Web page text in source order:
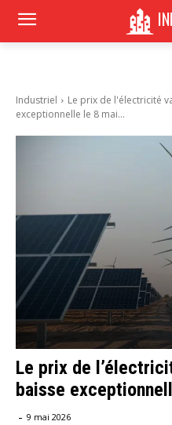
Industriel
Le prix de l'électricité
exceptionnelle le 8 mai...
Le prix de
baisse
- 9 mai 2026